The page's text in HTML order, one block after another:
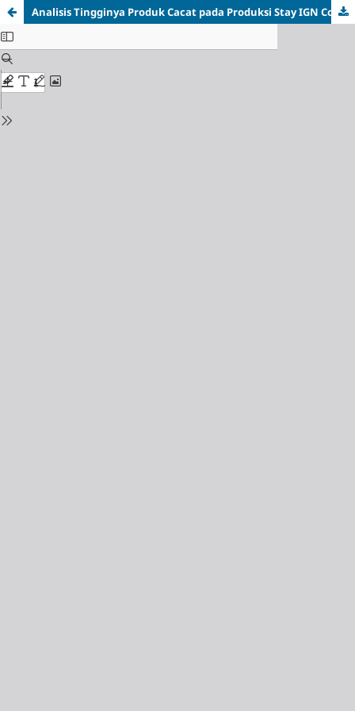
Analisis Tingginya Produk Cacat pada Produksi Stay IGN Coil dan Guide 2B 6H dengan Metode DMAIC